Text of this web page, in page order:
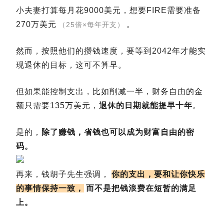
小夫妻打算每月花9000美元，想要FIRE需要准备
270万美元
（25倍×每年开支） 。
然而，按照他们的攒钱速度，要等到2042年才能实
现退休的目标，这可不算早。
但如果能控制支出，比如削减一半，财务自由的金
额只需要135万美元， 退休的日期就能提早十年。
是的， 除了赚钱，省钱也可以成为财富自由的密
码。
再来，钱胡子先生强调，
你的支出，要和让你快乐
的事情保持一致，
而不是把钱浪费在短暂的满足
上。